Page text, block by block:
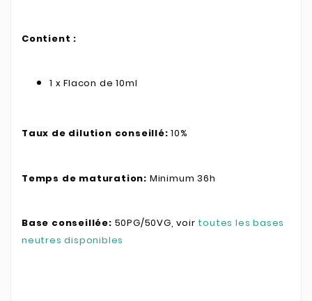
Contient :
1 x Flacon de 10ml
Taux de dilution conseillé: 10%
Temps de maturation: Minimum 36h
Base conseillée: 50PG/50VG, voir toutes les bases
neutres disponibles